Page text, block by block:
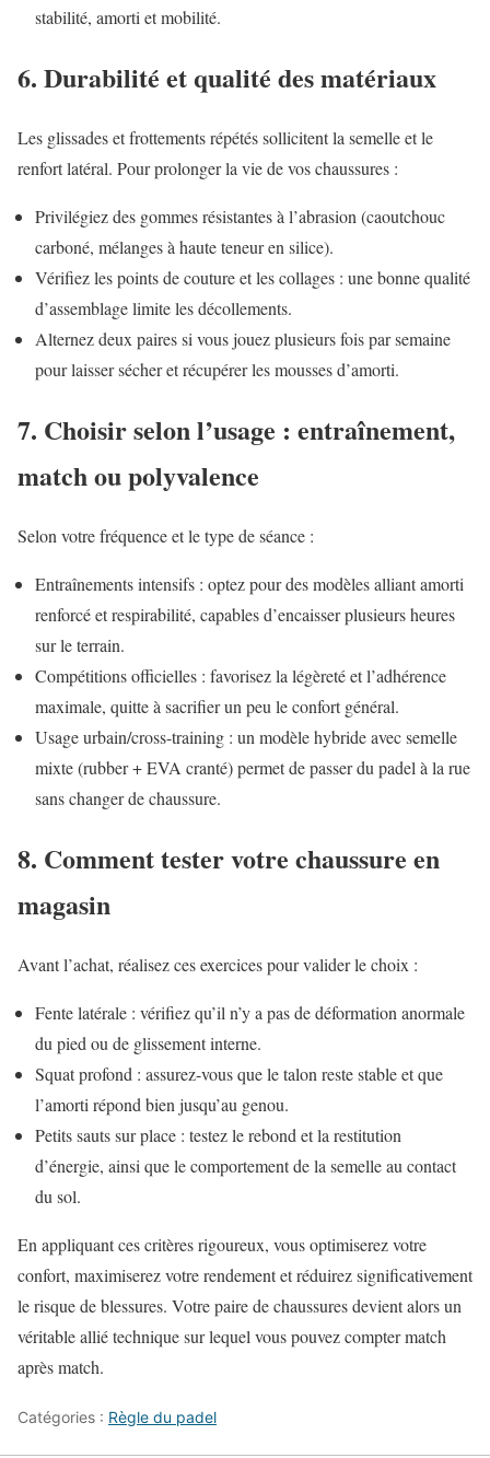
stabilité, amorti et mobilité.
6. Durabilité et qualité des matériaux
Les glissades et frottements répétés sollicitent la semelle et le
renfort latéral. Pour prolonger la vie de vos chaussures :
Privilégiez des gommes résistantes à l’abrasion (caoutchouc
carboné, mélanges à haute teneur en silice).
Vérifiez les points de couture et les collages : une bonne qualité
d’assemblage limite les décollements.
Alternez deux paires si vous jouez plusieurs fois par semaine
pour laisser sécher et récupérer les mousses d’amorti.
7. Choisir selon l’usage : entraînement,
match ou polyvalence
Selon votre fréquence et le type de séance :
Entraînements intensifs : optez pour des modèles alliant amorti
renforcé et respirabilité, capables d’encaisser plusieurs heures
sur le terrain.
Compétitions officielles : favorisez la légèreté et l’adhérence
maximale, quitte à sacrifier un peu le confort général.
Usage urbain/cross-training : un modèle hybride avec semelle
mixte (rubber + EVA cranté) permet de passer du padel à la rue
sans changer de chaussure.
8. Comment tester votre chaussure en
magasin
Avant l’achat, réalisez ces exercices pour valider le choix :
Fente latérale : vérifiez qu’il n’y a pas de déformation anormale
du pied ou de glissement interne.
Squat profond : assurez-vous que le talon reste stable et que
l’amorti répond bien jusqu’au genou.
Petits sauts sur place : testez le rebond et la restitution
d’énergie, ainsi que le comportement de la semelle au contact
du sol.
En appliquant ces critères rigoureux, vous optimiserez votre
confort, maximiserez votre rendement et réduirez significativement
le risque de blessures. Votre paire de chaussures devient alors un
véritable allié technique sur lequel vous pouvez compter match
après match.
Catégories : Règle du padel